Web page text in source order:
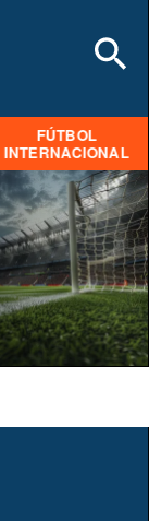
FÚTBOL
INTERNACIONAL